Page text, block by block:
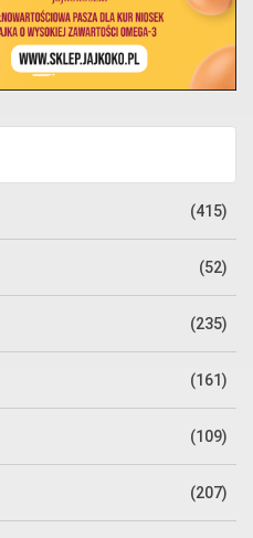
(415)
(52)
(235)
(161)
(109)
(207)